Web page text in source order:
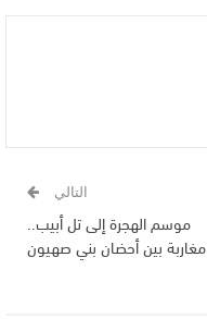
التالي
موسم الهجرة إلى تل أبيب..
مغاربة بين أحضان بني صهيون